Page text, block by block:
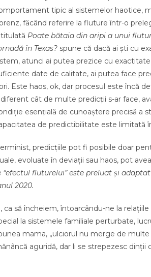
tipic al sistemelor haotice,
făcând referire la fluture într-o
Poate bătaia din aripi a unui
în Texas? spune că dacă ai ști cu
atunci ai putea prezice cu
date de calitate, ai putea face
Este haos, ok, dar procesul este încă
cât de multe predicții s-ar face,
esențială de cunoaștere precisă a
de predictibilitate este limitată
predicțiile pot fi posibile doar
evoluate în deviații sau haos, pot
“efectul fluturelui”este preluat și adaptat
2020.
ca să încheiem, întoarcându-ne la
la sistemele familiale perturbate,
mama, „ulciorul nu merge de multe
aguridă, dar li se strepezesc dinții